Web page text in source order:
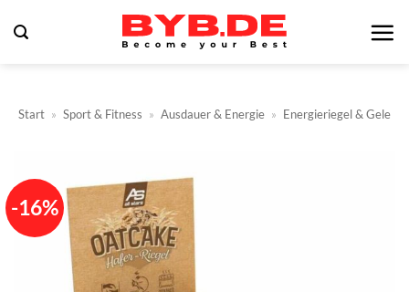
Inhalt
Start » Sport & Fitness » Ausdauer & Energie » Energieriegel & Gele
-16%